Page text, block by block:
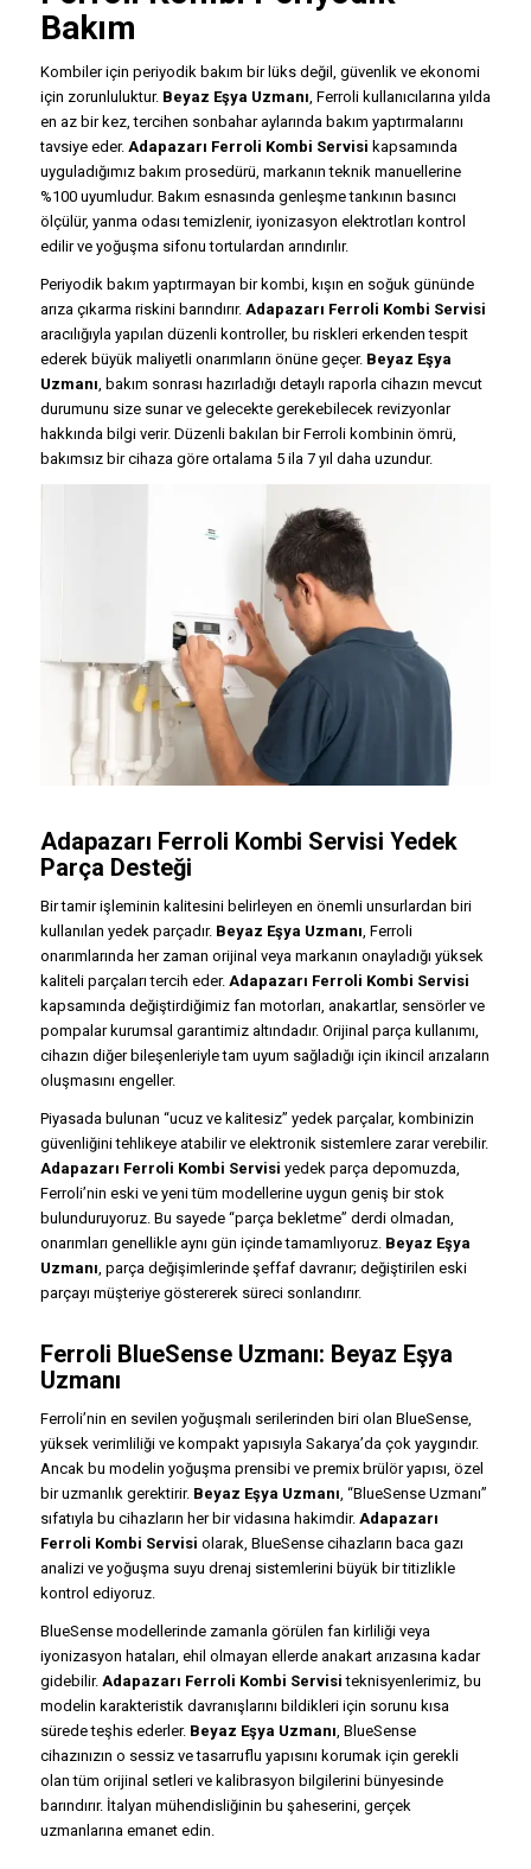
Bakım
Kombiler için periyodik bakım bir lüks değil, güvenlik ve ekonomi
için zorunluluktur. Beyaz Eşya Uzmanı, Ferroli kullanıcılarına yılda
en az bir kez, tercihen sonbahar aylarında bakım yaptırmalarını
tavsiye eder. Adapazarı Ferroli Kombi Servisi kapsamında
uyguladığımız bakım prosedürü, markanın teknik manuellerine
%100 uyumludur. Bakım esnasında genleşme tankının basıncı
ölçülür, yanma odası temizlenir, iyonizasyon elektrotları kontrol
edilir ve yoğuşma sifonu tortulardan arındırılır.
Periyodik bakım yaptırmayan bir kombi, kışın en soğuk gününde
arıza çıkarma riskini barındırır. Adapazarı Ferroli Kombi Servisi
aracılığıyla yapılan düzenli kontroller, bu riskleri erkenden tespit
ederek büyük maliyetli onarımların önüne geçer. Beyaz Eşya
Uzmanı, bakım sonrası hazırladığı detaylı raporla cihazın mevcut
durumunu size sunar ve gelecekte gerekebilecek revizyonlar
hakkında bilgi verir. Düzenli bakılan bir Ferroli kombinin ömrü,
bakımsız bir cihaza göre ortalama 5 ila 7 yıl daha uzundur.
Adapazarı Ferroli Kombi Servisi Yedek
Parça Desteği
Bir tamir işleminin kalitesini belirleyen en önemli unsurlardan biri
kullanılan yedek parçadır. Beyaz Eşya Uzmanı, Ferroli
onarımlarında her zaman orijinal veya markanın onayladığı yüksek
kaliteli parçaları tercih eder. Adapazarı Ferroli Kombi Servisi
kapsamında değiştirdiğimiz fan motorları, anakartlar, sensörler ve
pompalar kurumsal garantimiz altındadır. Orijinal parça kullanımı,
cihazın diğer bileşenleriyle tam uyum sağladığı için ikincil arızaların
oluşmasını engeller.
Piyasada bulunan “ucuz ve kalitesiz” yedek parçalar, kombinizin
güvenliğini tehlikeye atabilir ve elektronik sistemlere zarar verebilir.
Adapazarı Ferroli Kombi Servisi yedek parça depomuzda,
Ferroli’nin eski ve yeni tüm modellerine uygun geniş bir stok
bulunduruyoruz. Bu sayede “parça bekletme” derdi olmadan,
onarımları genellikle aynı gün içinde tamamlıyoruz. Beyaz Eşya
Uzmanı, parça değişimlerinde şeffaf davranır; değiştirilen eski
parçayı müşteriye göstererek süreci sonlandırır.
Ferroli BlueSense Uzmanı: Beyaz Eşya
Uzmanı
Ferroli’nin en sevilen yoğuşmalı serilerinden biri olan BlueSense,
yüksek verimliliği ve kompakt yapısıyla Sakarya’da çok yaygındır.
Ancak bu modelin yoğuşma prensibi ve premix brülör yapısı, özel
bir uzmanlık gerektirir. Beyaz Eşya Uzmanı, “BlueSense Uzmanı”
sıfatıyla bu cihazların her bir vidasına hakimdir. Adapazarı
Ferroli Kombi Servisi olarak, BlueSense cihazların baca gazı
analizi ve yoğuşma suyu drenaj sistemlerini büyük bir titizlikle
kontrol ediyoruz.
BlueSense modellerinde zamanla görülen fan kirliliği veya
iyonizasyon hataları, ehil olmayan ellerde anakart arızasına kadar
gidebilir. Adapazarı Ferroli Kombi Servisi teknisyenlerimiz, bu
modelin karakteristik davranışlarını bildikleri için sorunu kısa
sürede teşhis ederler. Beyaz Eşya Uzmanı, BlueSense
cihazınızın o sessiz ve tasarruflu yapısını korumak için gerekli
olan tüm orijinal setleri ve kalibrasyon bilgilerini bünyesinde
barındırır. İtalyan mühendisliğinin bu şaheserini, gerçek
uzmanlarına emanet edin.